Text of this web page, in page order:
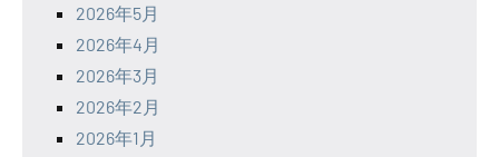
2026年5月
2026年4月
2026年3月
2026年2月
2026年1月